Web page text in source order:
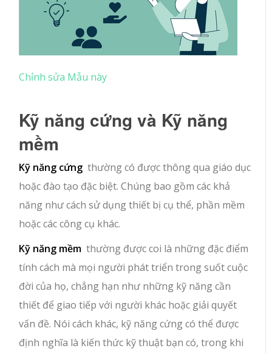
Chỉnh sửa Mẫu này
Kỹ năng cứng và Kỹ năng
mềm
Kỹ năng cứng thường có được thông qua giáo dục
hoặc đào tạo đặc biệt. Chúng bao gồm các khả
năng như cách sử dụng thiết bị cụ thể, phần mềm
hoặc các công cụ khác.
Kỹ năng mềm thường được coi là những đặc điểm
tính cách mà mọi người phát triển trong suốt cuộc
đời của họ, chẳng hạn như những kỹ năng cần
thiết để giao tiếp với người khác hoặc giải quyết
vấn đề. Nói cách khác, kỹ năng cứng có thể được
định nghĩa là kiến ​​thức kỹ thuật bạn có, trong khi